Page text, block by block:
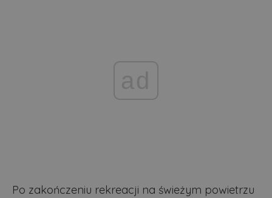
Po zakończeniu rekreacji na świeżym powietrzu